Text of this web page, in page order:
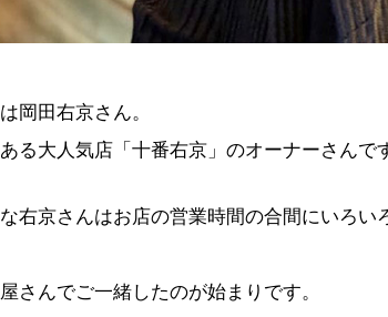
岡田右京さん。
る大人気店「十番右京」のオーナーさんで
右京さんはお店の営業時間の合間にいろい
さんでご一緒したのが始まりです。